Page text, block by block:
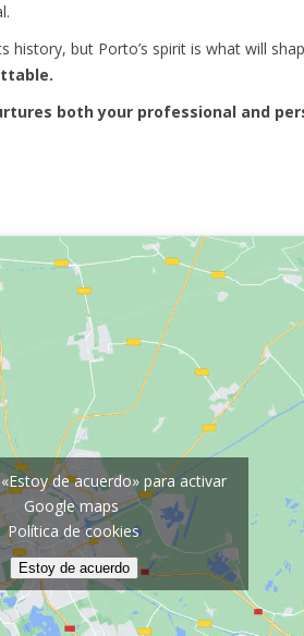
history, but Porto’s spirit is what will
both your professional and
de acuerdo» para activar
Google maps
Política de cookies
Estoy de acuerdo